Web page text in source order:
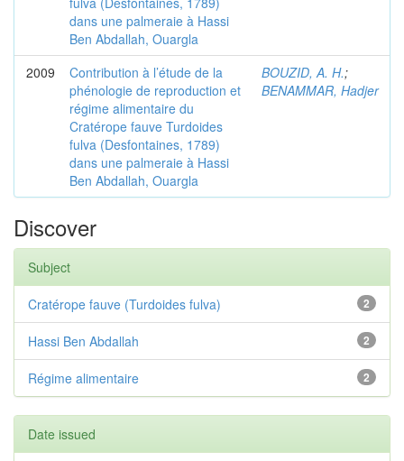
dans une palmeraie à Hassi
Ben Abdallah, Ouargla
2009
Contribution à l’étude de la
phénologie de reproduction et
régime alimentaire du
Cratérope fauve Turdoides
fulva (Desfontaines, 1789)
dans une palmeraie à Hassi
Ben Abdallah, Ouargla
BOUZID, A. H.;
BENAMMAR, Hadjer
Discover
Subject
2
Cratérope fauve (Turdoides fulva)
2
Hassi Ben Abdallah
2
Régime alimentaire
Date issued